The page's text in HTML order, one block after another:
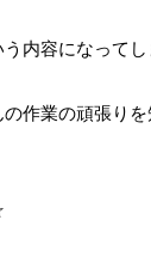
内容になってし
作業の頑張り